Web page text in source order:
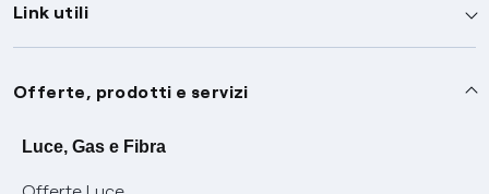
Link utili
Assistenza
Avvisi
Servizi
Offerte, prodotti e servizi
Luce, Gas e Fibra